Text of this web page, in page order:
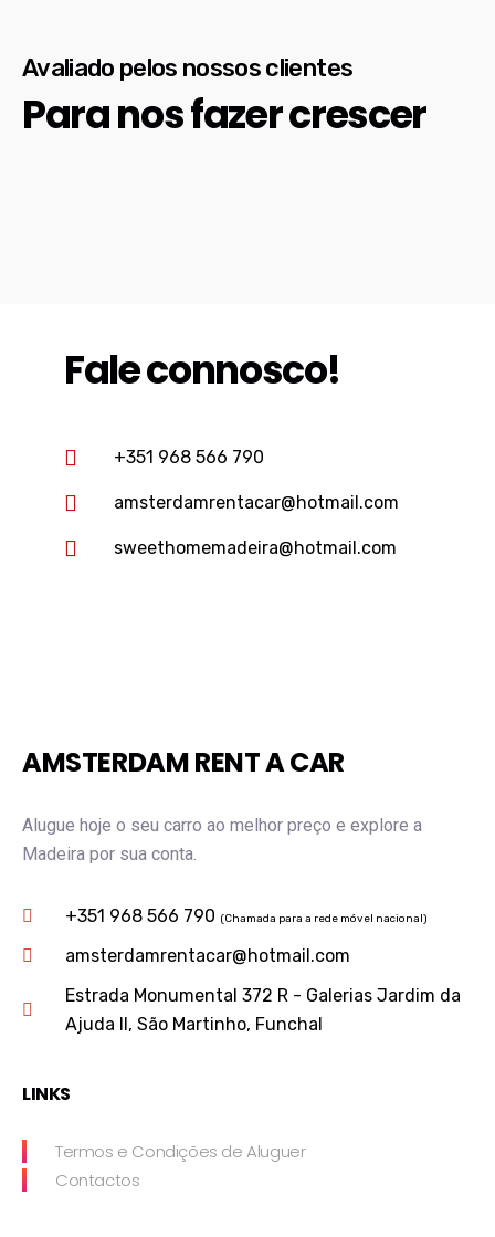
Avaliado pelos nossos clientes
Para nos fazer crescer
Fale connosco!
+351 968 566 790
amsterdamrentacar@hotmail.com
sweethomemadeira@hotmail.com
AMSTERDAM RENT A CAR
Alugue hoje o seu carro ao melhor preço e explore a
Madeira por sua conta.
+351 968 566 790 (Chamada para a rede móvel nacional)
amsterdamrentacar@hotmail.com
Estrada Monumental 372 R - Galerias Jardim da
Ajuda II, São Martinho, Funchal
LINKS
Termos e Condições de Aluguer
Contactos